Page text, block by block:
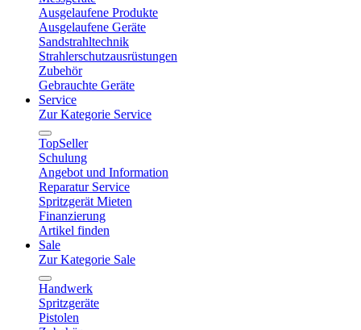
Ausgelaufene Produkte
Ausgelaufene Geräte
Sandstrahltechnik
Strahlerschutzausrüstungen
Zubehör
Gebrauchte Geräte
Service
Zur Kategorie Service
TopSeller
Schulung
Angebot und Information
Reparatur Service
Spritzgerät Mieten
Finanzierung
Artikel finden
Sale
Zur Kategorie Sale
Handwerk
Spritzgeräte
Pistolen